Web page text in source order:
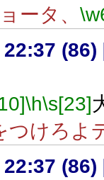
ータ、
(86)
\h\s[23]
つけろよ
(86)